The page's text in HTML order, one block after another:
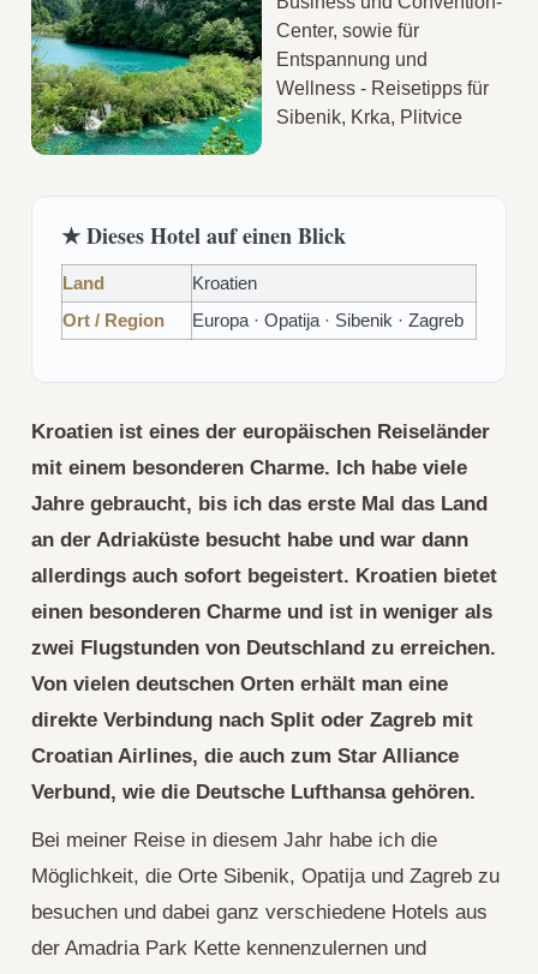
★ Dieses Hotel auf einen Blick
Land
Kroatien
Ort / Region
Europa · Opatija · Sibenik · Zagreb
Kroatien ist eines der europäischen Reiseländer
mit einem besonderen Charme. Ich habe viele
Jahre gebraucht, bis ich das erste Mal das Land
an der Adriaküste besucht habe und war dann
allerdings auch sofort begeistert. Kroatien bietet
einen besonderen Charme und ist in weniger als
zwei Flugstunden von Deutschland zu erreichen.
Von vielen deutschen Orten erhält man eine
direkte Verbindung nach Split oder Zagreb mit
Croatian Airlines, die auch zum Star Alliance
Verbund, wie die Deutsche Lufthansa gehören.
Bei meiner Reise in diesem Jahr habe ich die
Möglichkeit, die Orte Sibenik, Opatija und Zagreb zu
besuchen und dabei ganz verschiedene Hotels aus
der Amadria Park Kette kennenzulernen und